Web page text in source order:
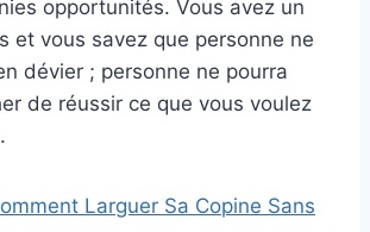
opportunités. Vous avez un
et vous savez que personne ne
dévier ; personne ne pourra
de réussir ce que vous voulez
Larguer Sa Copine Sans